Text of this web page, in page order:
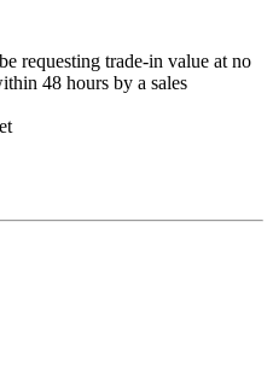
requesting trade-in value at no
48 hours by a sales